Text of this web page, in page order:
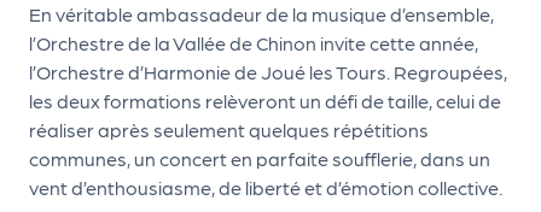
En véritable ambassadeur de la musique d’ensemble,
l’Orchestre de la Vallée de Chinon invite cette année,
l’Orchestre d’Harmonie de Joué les Tours. Regroupées,
les deux formations relèveront un défi de taille, celui de
réaliser après seulement quelques répétitions
communes, un concert en parfaite soufflerie, dans un
vent d’enthousiasme, de liberté et d’émotion collective.
è
n
e
m
e
n
t